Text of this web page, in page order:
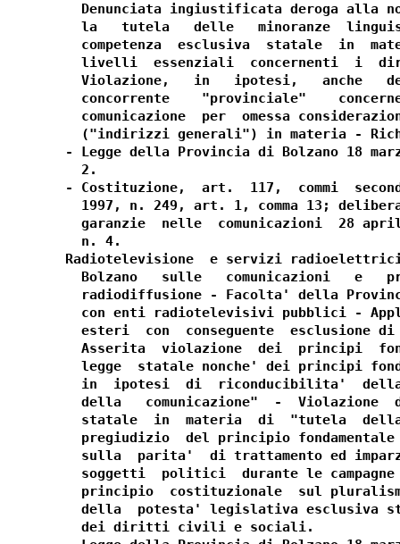
Denunciata ingiustificata deroga alla
la   tutela   delle   minoranze
competenza  esclusiva  statale  in
livelli  essenziali  concernenti  i
Violazione,   in   ipotesi,   anche
concorrente    "provinciale"
comunicazione  per  omessa
("indirizzi generali") in materia -
- Legge della Provincia di Bolzano 18
  2.
- Costituzione,  art.  117,  commi
1997, n. 249, art. 1, comma 13;
garanzie  nelle  comunicazioni  28
  n. 4.
Radiotelevisione  e servizi
Bolzano   sulle   comunicazioni   e
radiodiffusione - Facolta' della
con enti radiotelevisivi pubblici -
esteri  con  conseguente  esclusione
Asserita  violazione  dei  principi
legge  statale nonche' dei principi
in  ipotesi  di  riconducibilita'
della   comunicazione"  -  Violazione
statale  in  materia  di  "tutela
pregiudizio  del principio
sulla  parita'  di trattamento ed
soggetti  politici  durante le
principio  costituzionale  sul
della  potesta' legislativa esclusiva
  dei diritti civili e sociali.